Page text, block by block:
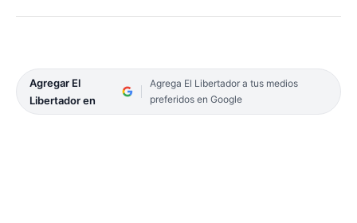
Agregar El
Libertador en
Agrega El Libertador a tus medios
preferidos en Google